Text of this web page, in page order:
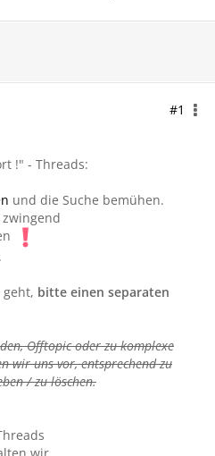
#1
!" - Threads:
und die Suche bemühen.
bitte einen separaten
Offtopic oder zu komplexe
wir uns vor, entsprechend zu
/ zu löschen.